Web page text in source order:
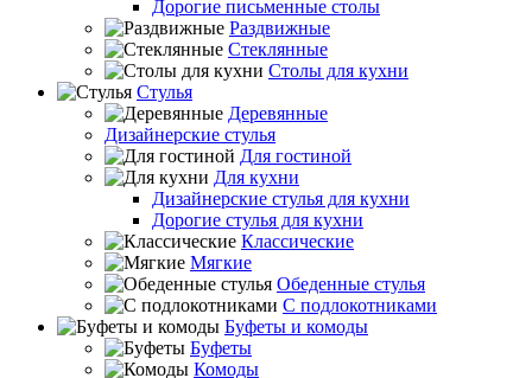
Дорогие письменные столы
Раздвижные
Стеклянные
Столы для кухни
Стулья
Деревянные
Дизайнерские стулья
Для гостиной
Для кухни
Дизайнерские стулья для кухни
Дорогие стулья для кухни
Классические
Мягкие
Обеденные стулья
С подлокотниками
Буфеты и комоды
Буфеты
Комоды